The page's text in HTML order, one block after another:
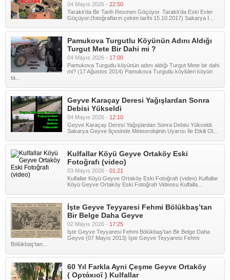
04 Mayıs 2026 - 22:50
Taraklı'da Bir Tarih Resmen Göçüyor. Taraklı'da Eski Evler
Göçüyor.(fotoğrafların çekim tarihi 15.10.2017) Sakarya İ...
Pamukova Turgutlu Köyünün Adını Aldığı
Turgut Mete Bir Dahi mi ?
04 Mayıs 2026 - 17:00
Pamukova Turgutlu köyünün adını aldığı Turgut Mete bir dahi
mi? (17 Ağustos 2014) Pamukova Turgutlu köylüleri köyün
ta...
Geyve Karaçay Deresi Yağışlardan Sonra
Debisi Yükseldi
04 Mayıs 2026 - 12:10
Geyve Karaçay Deresi Yağışlardan Sonra Debisi Yükseldi.
Sakarya Geyve İlçesinde Meteorolojinin Uyarısı İle Etkili Ol...
Kulfallar Köyü Geyve Ortaköy Eski
Fotoğrafı (video)
03 Mayıs 2026 - 01:21
Kulfallar Köyü Geyve Ortaköy Eski Fotoğrafı (video) Kulfallar
Köyü Geyve Ortaköy Eski Fotoğrafı Videosu Kulfalla...
İşte Geyve Teyyaresi Fehmi Bölükbaş’tan
Bir Belge Daha Geyve
02 Mayıs 2026 - 17:25
İşte Geyve Teyyaresi Fehmi Bölükbaş'tan Bir Belge Daha
Geyve (07 Mayıs 2013) İşte Geyve Teyyaresi Fehmi
Bölükbaş'tan...
60 Yıl Farkla Ayni Çeşme Geyve Ortaköy
( Ορτάκιοϊ ) Kulfallar